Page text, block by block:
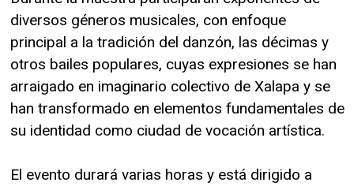
diversos géneros musicales, con enfoque
principal a la tradición del danzón, las décimas y
otros bailes populares, cuyas expresiones se han
arraigado en imaginario colectivo de Xalapa y se
han transformado en elementos fundamentales de
su identidad como ciudad de vocación artística.
El evento durará varias horas y está dirigido a